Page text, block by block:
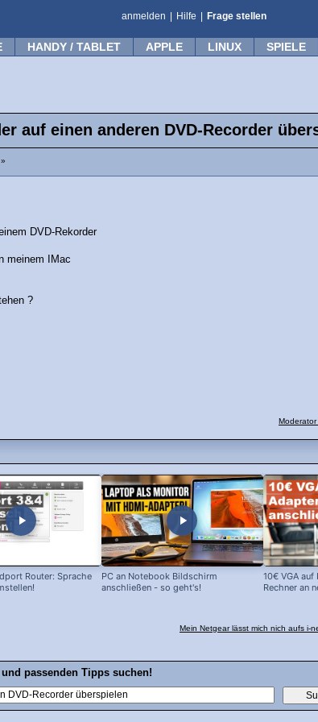
anmelden Hilfe Frage stellen
HANDY / TABLET APPLE LINUX SPIELE
auf einen anderen DVD-Recorder
DVD-Rekorder
meinem IMac
?
Moderator
Router: Sprache
PC an Notebook Bildschirm
anschließen - so geht's!
10€ VGA auf
Rechner an
Mein Netgear lässt mich nich aufs i-
passenden Tipps suchen!